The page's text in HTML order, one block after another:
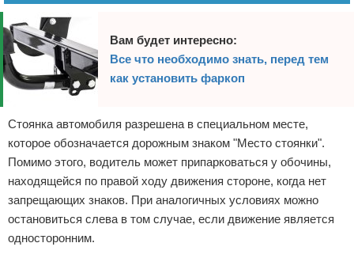
Вам будет интересно:
Все что необходимо знать, перед тем
как установить фаркоп
Стоянка автомобиля разрешена в специальном месте,
которое обозначается дорожным знаком "Место стоянки".
Помимо этого, водитель может припарковаться у обочины,
находящейся по правой ходу движения стороне, когда нет
запрещающих знаков. При аналогичных условиях можно
остановиться слева в том случае, если движение является
односторонним.